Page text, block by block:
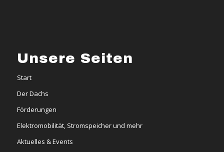
Unsere Seiten
Start
Der Dachs
Förderungen
Elektromobilität, Stromspeicher und mehr
Aktuelles & Events